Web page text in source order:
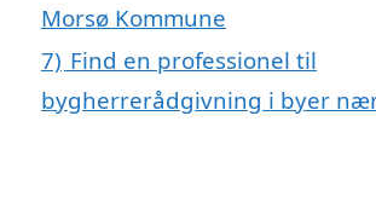
Morsø Kommune
7) Find en professionel til
bygherrerådgivning i byer